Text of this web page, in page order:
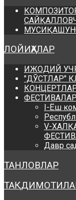
ЛОЙИҲАЛАР
ИЖОДИЙ
"ДЎСТЛАР"
ФЕСТИВАЛАР
I-Ёш
V-
Давр
ТАНЛОВЛАР